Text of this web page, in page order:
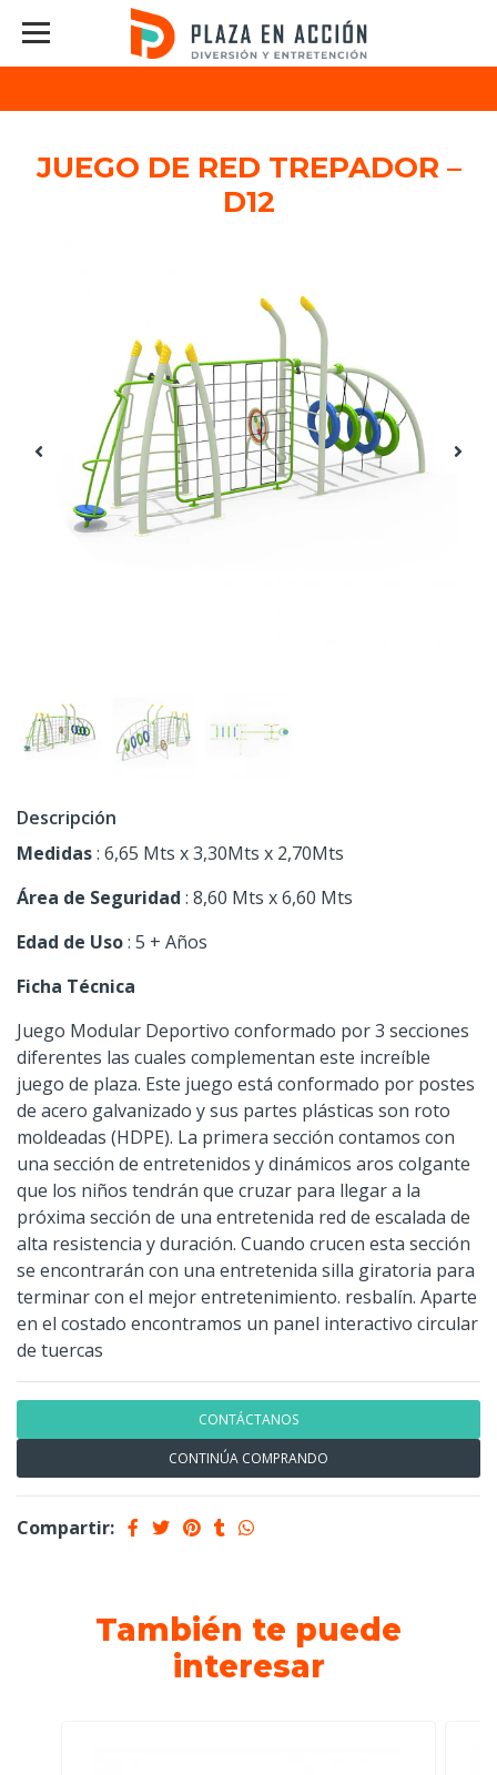
JUEGO DE RED TREPADOR –
D12
Descripción
Medidas: 6,65 Mts x 3,30Mts x 2,70Mts
Área de Seguridad : 8,60 Mts x 6,60 Mts
Edad de Uso: 5 + Años
Ficha Técnica
Juego Modular Deportivo conformado por 3 secciones
diferentes las cuales complementan este increíble
juego de plaza. Este juego está conformado por postes
de acero galvanizado y sus partes plásticas son roto
moldeadas (HDPE). La primera sección contamos con
una sección de entretenidos y dinámicos aros colgante
que los niños tendrán que cruzar para llegar a la
próxima sección de una entretenida red de escalada de
alta resistencia y duración. Cuando crucen esta sección
se encontrarán con una entretenida silla giratoria para
terminar con el mejor entretenimiento. resbalín. Aparte
en el costado encontramos un panel interactivo circular
de tuercas
CONTÁCTANOS
CONTINÚA COMPRANDO
Compartir:
También te puede
interesar